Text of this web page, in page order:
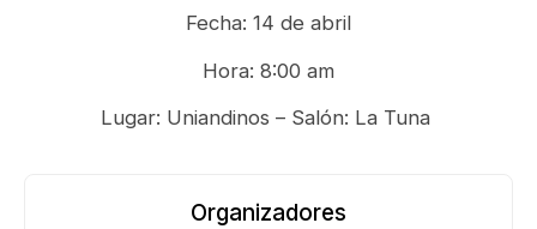
Fecha: 14 de abril
Hora: 8:00 am
Lugar: Uniandinos – Salón: La Tuna
Organizadores